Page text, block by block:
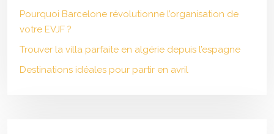
Pourquoi Barcelone révolutionne l’organisation de
votre EVJF ?
Trouver la villa parfaite en algérie depuis l’espagne
Destinations idéales pour partir en avril